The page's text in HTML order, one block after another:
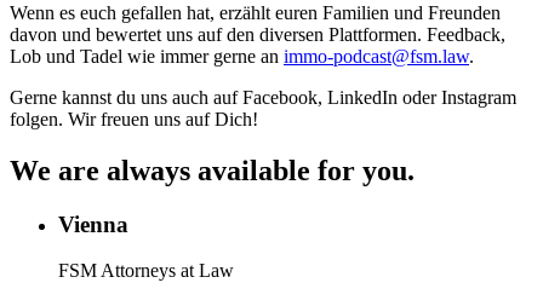
Wenn es euch gefallen hat, erzählt euren Familien und Freunden
davon und bewertet uns auf den diversen Plattformen. Feedback,
Lob und Tadel wie immer gerne an immo-podcast@fsm.law.
Gerne kannst du uns auch auf Facebook, LinkedIn oder Instagram
folgen. Wir freuen uns auf Dich!
We are always available for you.
Vienna
FSM Attorneys at Law